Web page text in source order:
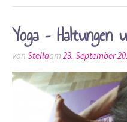
Yoga – Haltungen
von Stellaam 23. September